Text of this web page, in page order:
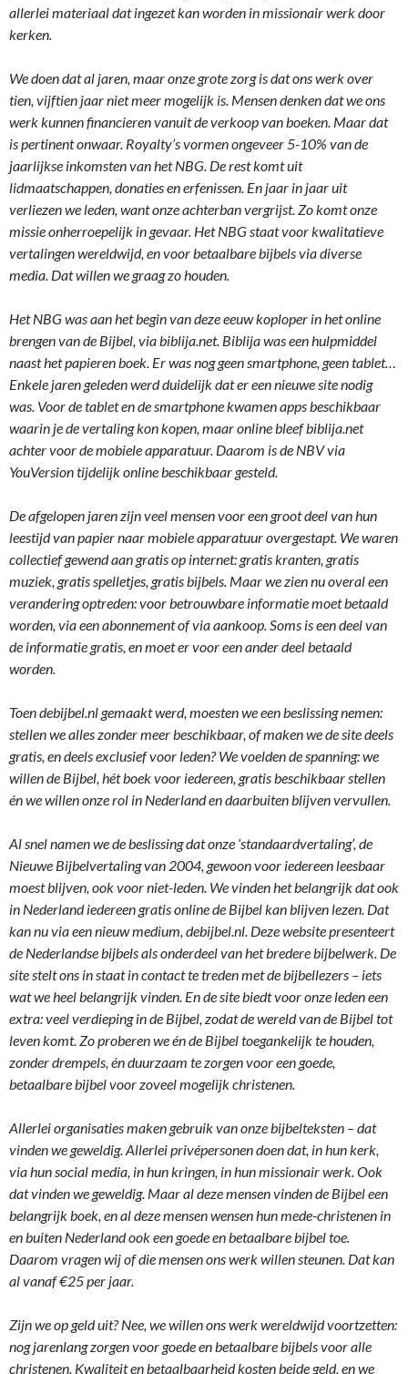
allerlei materiaal dat ingezet kan worden in missionair werk door
kerken.
We doen dat al jaren, maar onze grote zorg is dat ons werk over
tien, vijftien jaar niet meer mogelijk is. Mensen denken dat we ons
werk kunnen financieren vanuit de verkoop van boeken. Maar dat
is pertinent onwaar. Royalty’s vormen ongeveer 5-10% van de
jaarlijkse inkomsten van het NBG. De rest komt uit
lidmaatschappen, donaties en erfenissen. En jaar in jaar uit
verliezen we leden, want onze achterban vergrijst. Zo komt onze
missie onherroepelijk in gevaar. Het NBG staat voor kwalitatieve
vertalingen wereldwijd, en voor betaalbare bijbels via diverse
media. Dat willen we graag zo houden.
Het NBG was aan het begin van deze eeuw koploper in het online
brengen van de Bijbel, via biblija.net. Biblija was een hulpmiddel
naast het papieren boek. Er was nog geen smartphone, geen tablet…
Enkele jaren geleden werd duidelijk dat er een nieuwe site nodig
was. Voor de tablet en de smartphone kwamen apps beschikbaar
waarin je de vertaling kon kopen, maar online bleef biblija.net
achter voor de mobiele apparatuur. Daarom is de NBV via
YouVersion tijdelijk online beschikbaar gesteld.
De afgelopen jaren zijn veel mensen voor een groot deel van hun
leestijd van papier naar mobiele apparatuur overgestapt. We waren
collectief gewend aan gratis op internet: gratis kranten, gratis
muziek, gratis spelletjes, gratis bijbels. Maar we zien nu overal een
verandering optreden: voor betrouwbare informatie moet betaald
worden, via een abonnement of via aankoop. Soms is een deel van
de informatie gratis, en moet er voor een ander deel betaald
worden.
Toen debijbel.nl gemaakt werd, moesten we een beslissing nemen:
stellen we alles zonder meer beschikbaar, of maken we de site deels
gratis, en deels exclusief voor leden? We voelden de spanning: we
willen de Bijbel, hét boek voor iedereen, gratis beschikbaar stellen
én we willen onze rol in Nederland en daarbuiten blijven vervullen.
Al snel namen we de beslissing dat onze ‘standaardvertaling’, de
Nieuwe Bijbelvertaling van 2004, gewoon voor iedereen leesbaar
moest blijven, ook voor niet-leden. We vinden het belangrijk dat ook
in Nederland iedereen gratis online de Bijbel kan blijven lezen. Dat
kan nu via een nieuw medium, debijbel.nl. Deze website presenteert
de Nederlandse bijbels als onderdeel van het bredere bijbelwerk. De
site stelt ons in staat in contact te treden met de bijbellezers – iets
wat we heel belangrijk vinden. En de site biedt voor onze leden een
extra: veel verdieping in de Bijbel, zodat de wereld van de Bijbel tot
leven komt. Zo proberen we én de Bijbel toegankelijk te houden,
zonder drempels, én duurzaam te zorgen voor een goede,
betaalbare bijbel voor zoveel mogelijk christenen.
Allerlei organisaties maken gebruik van onze bijbelteksten – dat
vinden we geweldig. Allerlei privépersonen doen dat, in hun kerk,
via hun social media, in hun kringen, in hun missionair werk. Ook
dat vinden we geweldig. Maar al deze mensen vinden de Bijbel een
belangrijk boek, en al deze mensen wensen hun mede-christenen in
en buiten Nederland ook een goede en betaalbare bijbel toe.
Daarom vragen wij of die mensen ons werk willen steunen. Dat kan
al vanaf €25 per jaar.
Zijn we op geld uit? Nee, we willen ons werk wereldwijd voortzetten:
nog jarenlang zorgen voor goede en betaalbare bijbels voor alle
christenen. Kwaliteit en betaalbaarheid kosten beide geld, en we